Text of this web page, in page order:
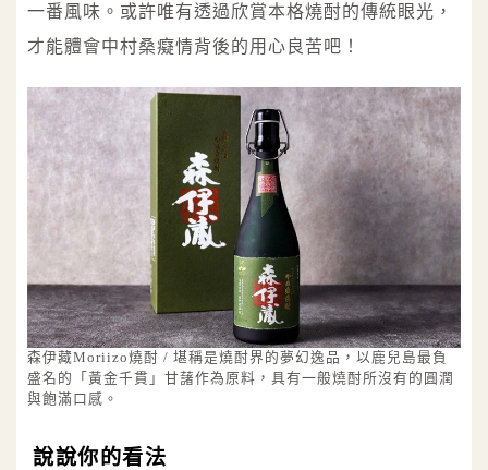
一番風味。或許唯有透過欣賞本格燒酎的傳統眼光，
才能體會中村桑癡情背後的用心良苦吧！
森伊藏Moriizo燒酎 / 堪稱是燒酎界的夢幻逸品，以鹿兒島最負
盛名的「黃金千貫」甘藷作為原料，具有一般燒酎所沒有的圓潤
與飽滿口感。
說說你的看法